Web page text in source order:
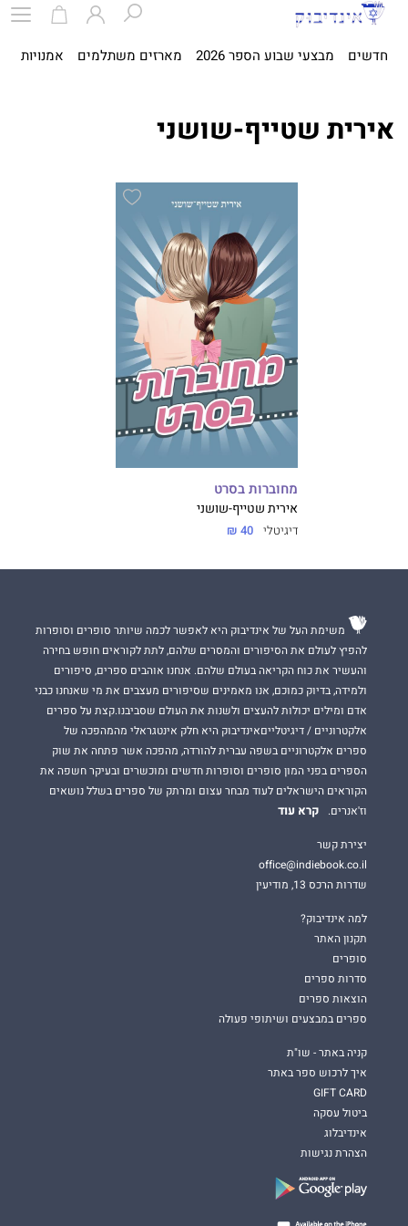
חדשים מבצעי שבוע הספר 2026 מארזים משתלמים אמנויות
אירית שטייף-שושני
מחוברות בסרט
אירית שטייף-שושני
דיגיטלי 40 ₪
משימת העל של אינדיבוק היא לאפשר לכמה שיותר סופרים וסופרות
להפיץ לעולם את הסיפורים והמסרים שלהם, לתת לקוראים חופש בחירה
והעשיר את כוח הקריאה בעולם שלהם. אנחנו אוהבים ספרים, סיפורים
ולמידה, בדיוק כמוכם, אנו מאמינים שסיפורים מעצבים את מי שאנחנו כבני
אדם ומילים יכולות להעצים ולשנות את העולם שסביבנו.קצת על ספרים
אלקטרוניים / דיגיטלייםאינדיבוק היא חלק אינטגראלי מהמהפכה של
ספרים אלקטרוניים בשפה עברית להורדה, מהפכה אשר פתחה את שוק
הספרים בפני המון סופרים וסופרות חדשים ומוכשרים ובעיקר חשפה את
הקוראים הישראלים לעוד מבחר עצום ומרתק של ספרים בשלל נושאים
וז'אנרים.
קרא עוד
יצירת קשר
office@indiebook.co.il
שדרות הרכס 13, מודיעין
למה אינדיבוק?
תקנון האתר
סופרים
סדרות ספרים
הוצאות ספרים
ספרים במבצעים ושיתופי פעולה
קניה באתר - שו"ת
איך לרכוש ספר באתר
GIFT CARD
ביטול עסקה
אינדיבלוג
הצהרת נגישות